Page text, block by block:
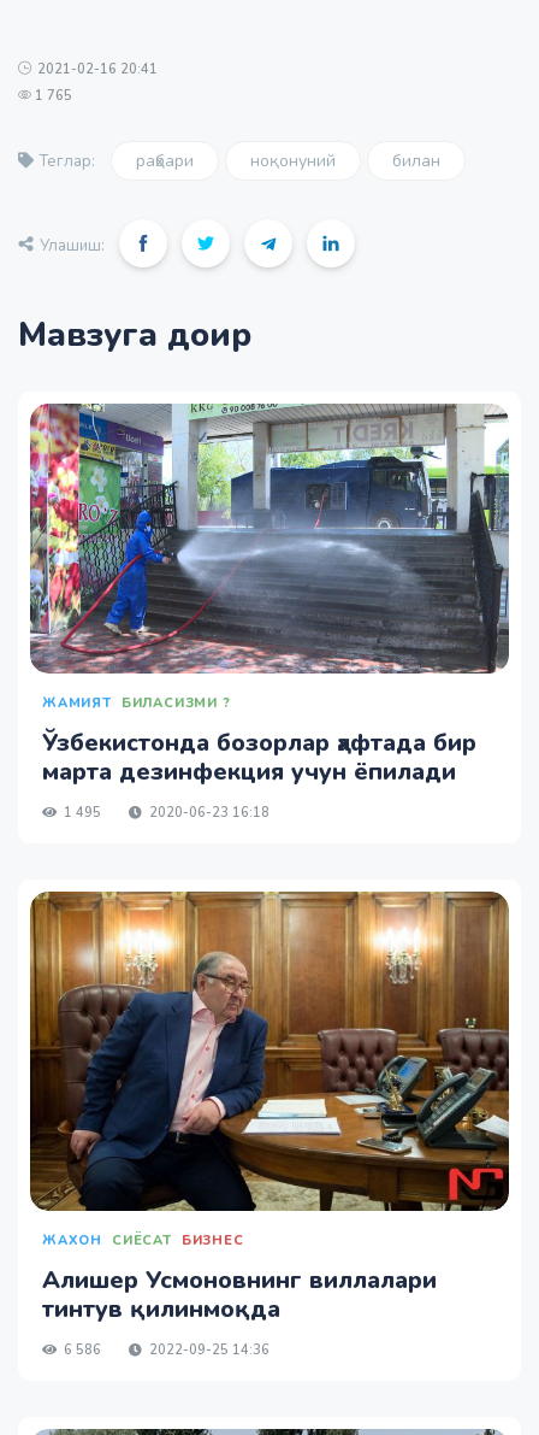
2021-02-16 20:41
1 765
Теглар: раҳбари ноқонуний билан
Улашиш:
Мавзуга доир
ЖАМИЯТ БИЛАСИЗМИ ?
Ўзбекистонда бозорлар ҳафтада бир
марта дезинфекция учун ёпилади
1 495 2020-06-23 16:18
ЖАХОН СИЁСАТ БИЗНЕС
Алишер Усмоновнинг виллалари
тинтув қилинмоқда
6 586 2022-09-25 14:36